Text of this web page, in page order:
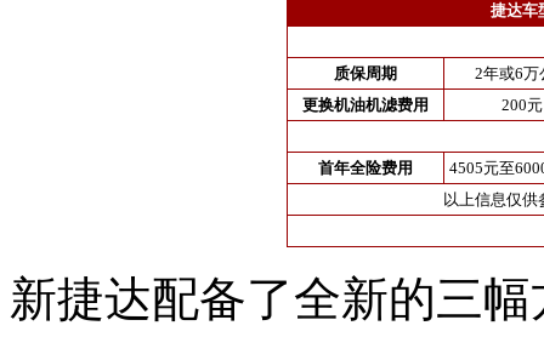
捷达车
质保周期
2年或6万
更换机油机滤费用
200元
首年全险费用
4505元至
以上信息仅
新捷达配备了全新的三